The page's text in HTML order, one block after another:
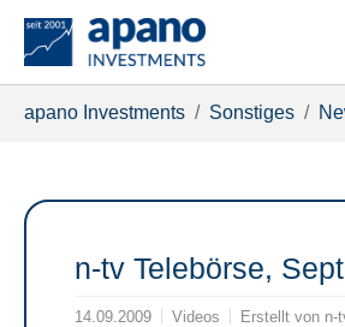
apano Investments Sonstiges
n-tv Telebörse,
14.09.2009 Videos Erstellt von n-